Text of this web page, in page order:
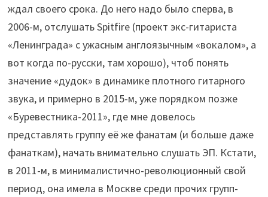
ждал своего срока. До него надо было сперва, в
2006-м, отслушать Spitfire (проект экс-гитариста
«Ленинграда» с ужасным англоязычным «вокалом», а
вот когда по-русски, там хорошо), чтоб понять
значение «дудок» в динамике плотного гитарного
звука, и примерно в 2015-м, уже порядком позже
«Буревестника-2011», где мне довелось
представлять группу её же фанатам (и больше даже
фанаткам), начать внимательно слушать ЭП. Кстати,
в 2011-м, в минималистично-революционный свой
период, она имела в Москве среди прочих групп-